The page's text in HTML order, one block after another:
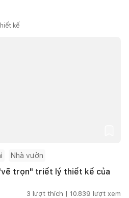
kế
Nhà vườn
trọn" triết lý thiết kế của
3 lượt thích | 10.839 lượt xem